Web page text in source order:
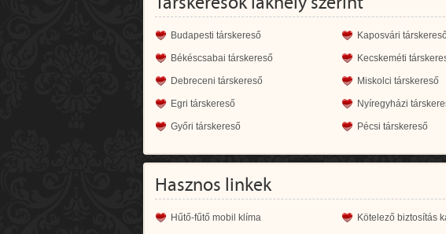
Budapesti társkereső Kaposvári
Békéscsabai társkereső Kecskeméti
Debreceni társkereső Miskolci társkereső
Egri társkereső Nyíregyházi
Győri társkereső Pécsi társkereső
Hasznos linkek
Hűtő-fűtő mobil klíma Kötelező biztosítás